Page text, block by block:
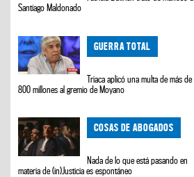
Santiago Maldonado
GUERRA TOTAL
Triaca aplicó una multa de más de
800 millones al gremio de Moyano
COSAS DE ABOGADOS
Nada de lo que está pasando en
materia de (in)Justicia es espontáneo